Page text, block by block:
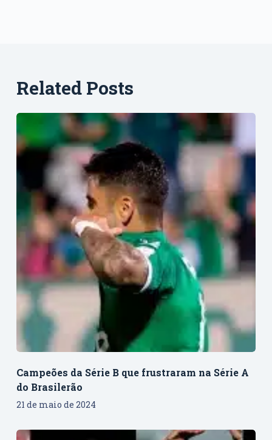
Related Posts
Campeões da Série B que frustraram na Série A
do Brasilerão
21 de maio de 2024